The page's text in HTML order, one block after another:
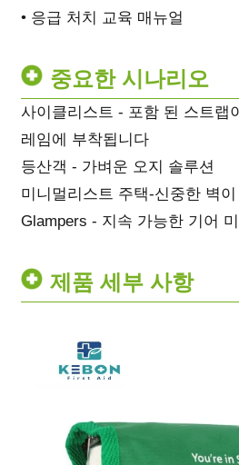
• 응급 처치 교육 매뉴얼
중요한 시나리오
사이클리스트 - 포함 된 스트랩
레임에 부착됩니다
등산객 - 가벼운 오지 솔루션
미니멀리스트 주택-신중한 벽
Glampers - 지속 가능한 기어
제품 세부 사항